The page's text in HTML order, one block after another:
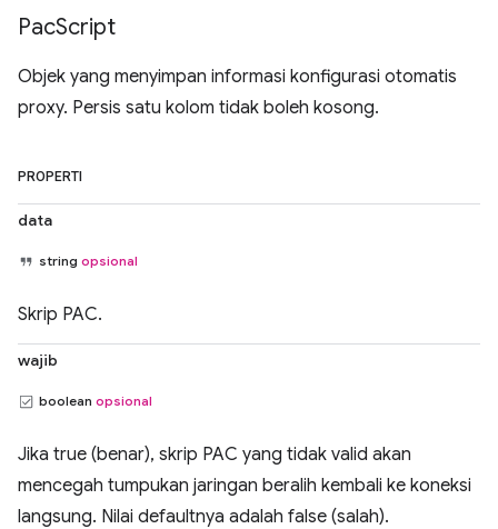
PacScript
Objek yang menyimpan informasi konfigurasi otomatis
proxy. Persis satu kolom tidak boleh kosong.
PROPERTI
data
string opsional
Skrip PAC.
wajib
boolean opsional
Jika true (benar), skrip PAC yang tidak valid akan
mencegah tumpukan jaringan beralih kembali ke koneksi
langsung. Nilai defaultnya adalah false (salah).